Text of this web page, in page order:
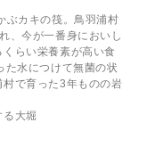
ぶカキの筏。鳥羽浦村
、今が一番身においし
らい栄養素が高い食
た水につけて無菌の状
で育った3年ものの岩
大堀